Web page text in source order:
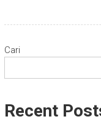
Cari
Recent